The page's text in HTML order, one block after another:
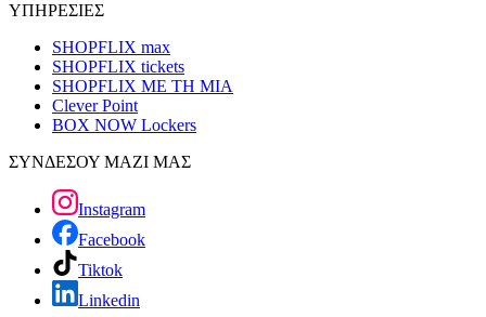
ΥΠΗΡΕΣΙΕΣ
SHOPFLIX max
SHOPFLIX tickets
SHOPFLIX ΜΕ ΤΗ ΜΙΑ
Clever Point
BOX NOW Lockers
ΣΥΝΔΕΣΟΥ ΜΑΖΙ ΜΑΣ
Instagram
Facebook
Tiktok
Linkedin